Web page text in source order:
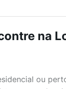
na
ou